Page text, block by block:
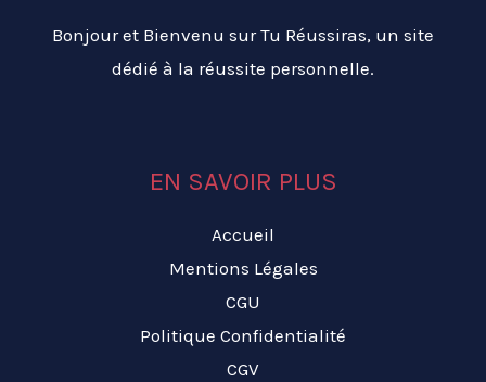
Bonjour et Bienvenu sur Tu Réussiras, un site
dédié à la réussite personnelle.
EN SAVOIR PLUS
Accueil
Mentions Légales
CGU
Politique Confidentialité
CGV